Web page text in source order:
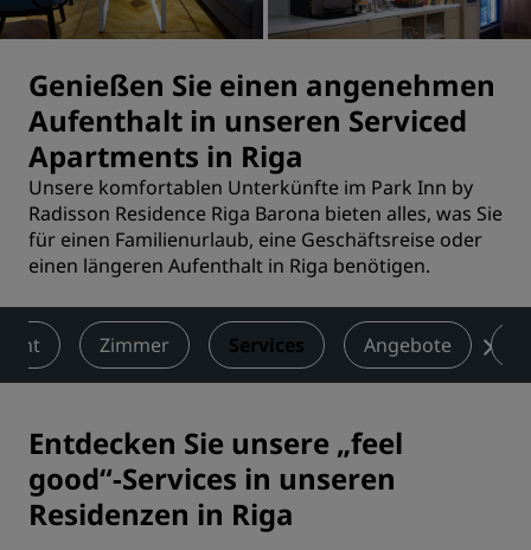
Genießen Sie einen angenehmen
Aufenthalt in unseren Serviced
Apartments in Riga
Unsere komfortablen Unterkünfte im Park Inn by
Radisson Residence Riga Barona bieten alles, was Sie
für einen Familienurlaub, eine Geschäftsreise oder
einen längeren Aufenthalt in Riga benötigen.
Zimmer Services Angebote
Entdecken Sie unsere „feel
good“-Services in unseren
Residenzen in Riga